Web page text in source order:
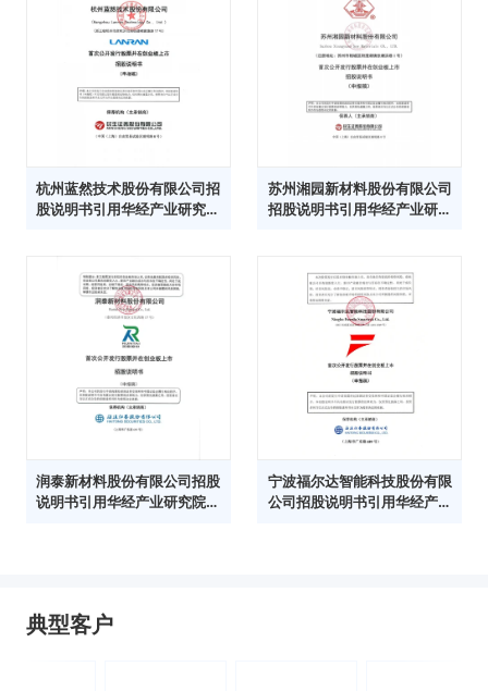
杭州蓝然技术股份有限公司招
股说明书引用华经产业研究院
苏州湘园新材料股份有限公司
招股说明书引用华经产业研究
润泰新材料股份有限公司招股
说明书引用华经产业研究院数
宁波福尔达智能科技股份有限
公司招股说明书引用华经产业
典型客户